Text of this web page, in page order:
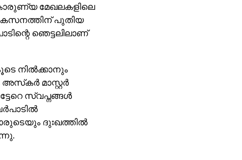
മേഖലകളിലെ
പുതിയ
ഞെട്ടലിലാണ്
നില്‍ക്കാനും
അസ്‌കര്‍ മാസ്റ്റര്‍
സ്വപ്നങ്ങള്‍
ദുഃഖത്തില്‍